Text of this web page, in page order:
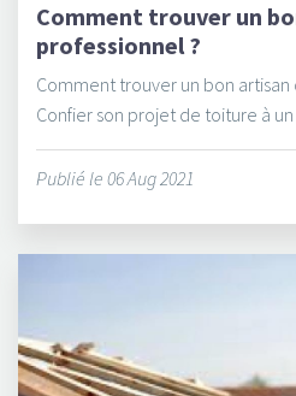
Comment trouver un
professionnel ?
Comment trouver un bon
Confier son projet de toiture à un
Publié le 06 Aug 2021